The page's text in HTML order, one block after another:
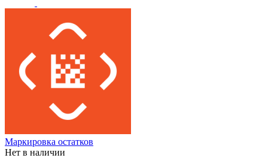
Маркировка остатков
Нет в наличии